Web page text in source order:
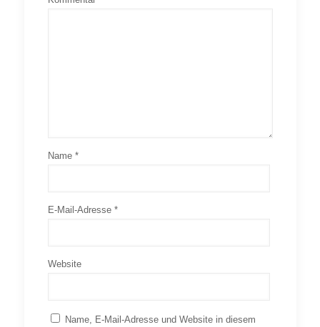
Name *
E-Mail-Adresse *
Website
Name, E-Mail-Adresse und Website in diesem